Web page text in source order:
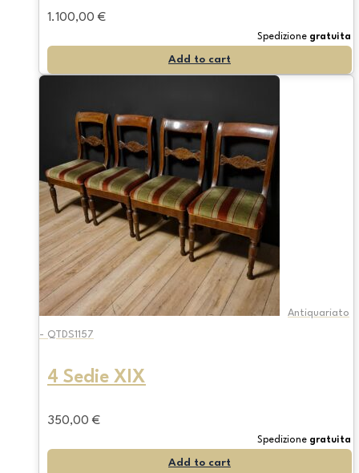
1.100,00 €
Spedizione gratuita
Add to cart
Antiquariato
- QTDS1157
4 Sedie XIX
350,00 €
Spedizione gratuita
Add to cart